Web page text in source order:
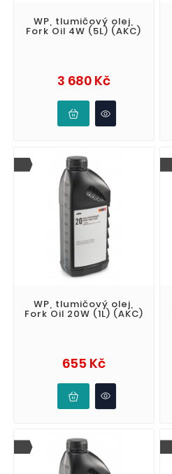
WP, tlumičový olej,
Fork Oil 4W (5L) (AKC)
3 680 KčCena
WP, tlumičový olej,
Fork Oil 20W (1L) (AKC)
655 KčCena